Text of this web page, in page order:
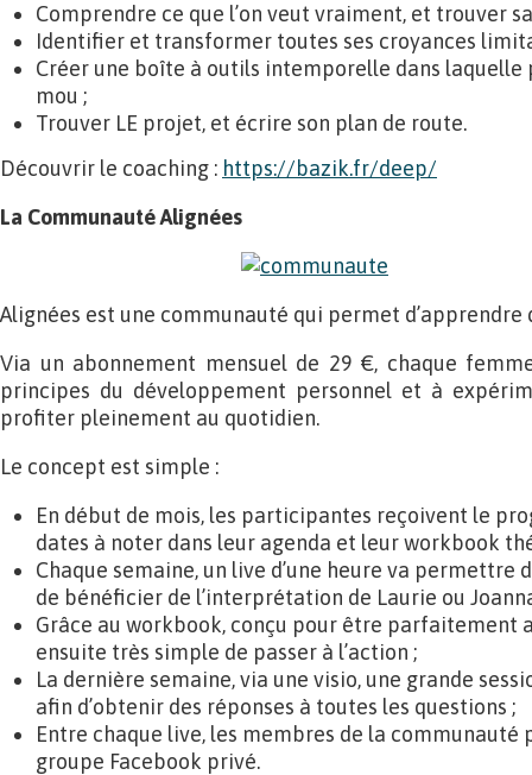
Comprendre ce que l’on veut vraiment, et trouver
Identifier et transformer toutes ses croyances
Créer une boîte à outils intemporelle dans laquelle
mou ;
Trouver LE projet, et écrire son plan de route.
Découvrir le coaching : https://bazik.fr/deep/
La Communauté Alignées
Alignées est une communauté qui permet d’apprendre
Via un abonnement mensuel de 29 €, chaque
principes du développement personnel et à
profiter pleinement au quotidien.
Le concept est simple :
En début de mois, les participantes reçoivent le
dates à noter dans leur agenda et leur workbook
Chaque semaine, un live d’une heure va
de bénéficier de l’interprétation de Laurie ou
Grâce au workbook, conçu pour être parfaitement
ensuite très simple de passer à l’action ;
La dernière semaine, via une visio, une grande
afin d’obtenir des réponses à toutes les questions ;
Entre chaque live, les membres de la communauté
groupe Facebook privé.